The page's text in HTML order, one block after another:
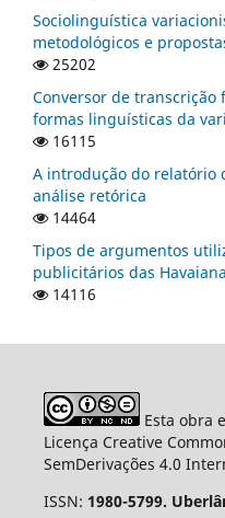
Sociolinguística
metodológicos e
25202
Conversor de transcrição
formas linguísticas da
16115
A introdução do relatório
análise retórica
14464
Tipos de argumentos
publicitários das
14116
Esta obra
Licença Creative
SemDerivações 4.0
ISSN: 1980-5799.